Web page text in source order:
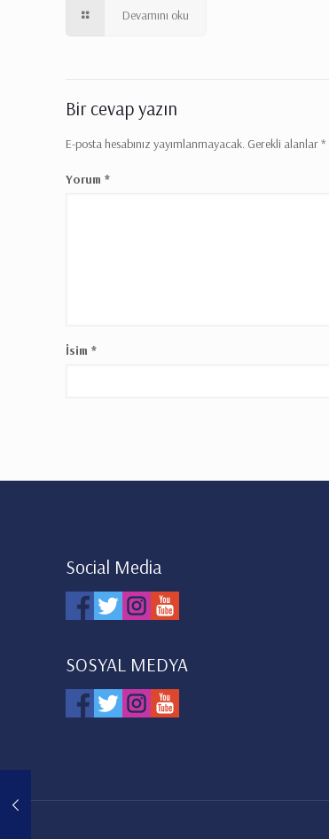
Devamını oku
Bir cevap yazın
E-posta hesabınız yayımlanmayacak. Gerekli alanlar*
Yorum*
İsim*
Social Media
SOSYAL MEDYA